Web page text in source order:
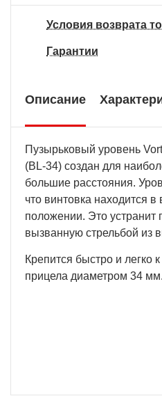
Условия возврата
Гарантии
Описание
Пузырьковый уровень
(BL-34) создан для
большие расстояния.
что винтовка находится в
положении. Это устранит
вызванную стрельбой из
Крепится быстро и легко
прицела диаметром 34 мм.